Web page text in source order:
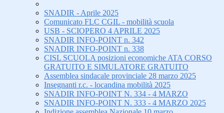
SNADIR - Aprile 2025
Comunicato FLC CGIL - mobilità scuola
USB - SCIOPERO 4 APRILE 2025
SNADIR INFO-POINT n. 342
SNADIR INFO-POINT n. 338
CISL SCUOLA posizioni economiche ATA CORSO
GRATUITO E SIMULATORE GRATUITO
Assemblea sindacale provinciale 28 marzo 2025
Insegnanti r.c. - locandina mobilità 2025
SNADIR INFO-POINT N. 334 - 4 MARZO
SNADIR INFO-POINT N. 333 - 4 MARZO 2025